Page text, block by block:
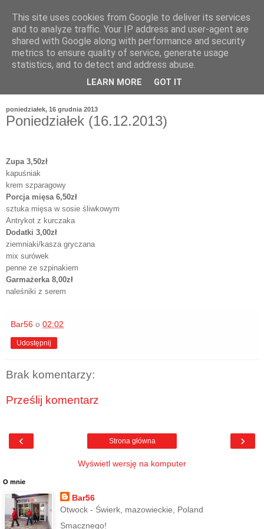
poniedziałek, 16 grudnia 2013
Poniedziałek (16.12.2013)
Zupa 3,50zł
kapuśniak
krem szparagowy
Porcja mięsa 6,50zł
sztuka mięsa w sosie śliwkowym
Antrykot z kurczaka
Dodatki 3,00zł
ziemniaki/kasza gryczana
mix surówek
penne ze szpinakiem
Garmażerka 8,00zł
naleśniki z serem
Bar56 o 02:02
Udostępnij
Brak komentarzy:
Prześlij komentarz
‹ ›
Strona główna
Wyświetl wersję na komputer
O mnie
Bar56
Otwock - Świerk, mazowieckie, Poland
Smacznego!
This site uses cookies from Google to deliver its services
and to analyze traffic. Your IP address and user-agent are
shared with Google along with performance and security
metrics to ensure quality of service, generate usage
statistics, and to detect and address abuse.
LEARN MORE GOT IT